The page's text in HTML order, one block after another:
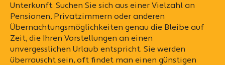
Unterkunft. Suchen Sie sich aus einer Vielzahl an
Pensionen, Privatzimmern oder anderen
Übernachtungsmöglichkeiten genau die Bleibe auf
Zeit, die Ihren Vorstellungen an einen
unvergesslichen Urlaub entspricht. Sie werden
überrauscht sein, oft findet man einen günstigen